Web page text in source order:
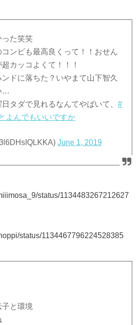
った笑笑
ンビも最高良くって！！おせん
カッコよくて！！！
ドに落ちた？いやまて山下智久
…
タダで見れるなんてやばいて、#
よんでもいいですか
June 1, 2019
status/1134483267212627
status/1134467796224528385
子と環境